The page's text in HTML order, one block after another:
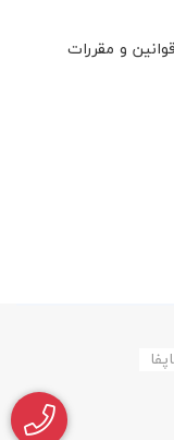
قوانین و مقررات